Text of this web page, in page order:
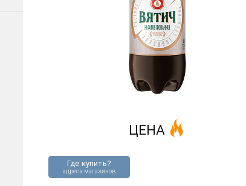
Где купить?
адреса магазинов
ЦЕНА